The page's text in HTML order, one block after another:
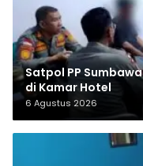
Satpol PP
di Kamar Hotel
6 Agustus 2026